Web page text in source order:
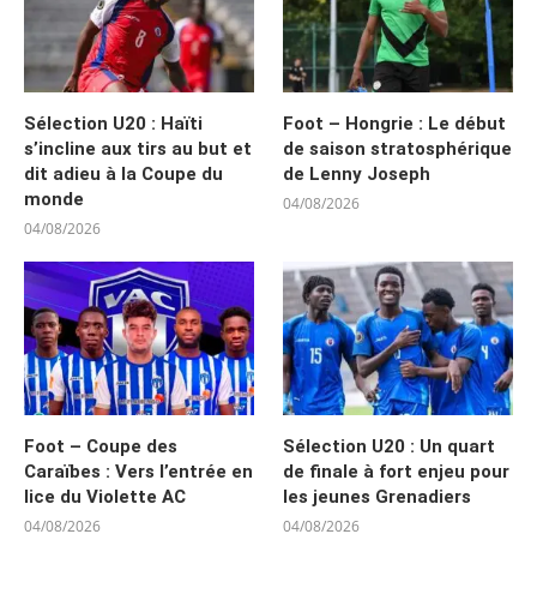
Sélection U20 : Haïti
s’incline aux tirs au but et
dit adieu à la Coupe du
monde
04/08/2026
Foot – Hongrie : Le début
de saison stratosphérique
de Lenny Joseph
04/08/2026
Foot – Coupe des
Caraïbes : Vers l’entrée en
lice du Violette AC
04/08/2026
Sélection U20 : Un quart
de finale à fort enjeu pour
les jeunes Grenadiers
04/08/2026